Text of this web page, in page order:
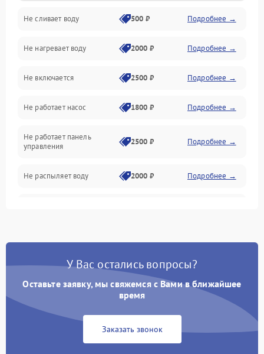
Электропитание
Датчики
Нагрев
Вода
Гигиена
Программное обеспечение
Не сливает воду 500 ₽ Подробнее →
Не нагревает воду 2000 ₽ Подробнее →
Не включается 2500 ₽ Подробнее →
Не работает насос 1800 ₽ Подробнее →
Не работает панель
управления
2500 ₽ Подробнее →
Не распыляет воду 2000 ₽ Подробнее →
Проблемы с набором
Не работает сушилка 2100 ₽ Подробнее →
Сбои в работе таймера 1700 ₽
У Вас остались вопросы?
Оставьте заявку, мы свяжемся с Вами в ближайшее
время
Заказать звонок